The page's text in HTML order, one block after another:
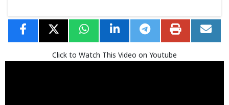
Click to Watch This Video on Youtube